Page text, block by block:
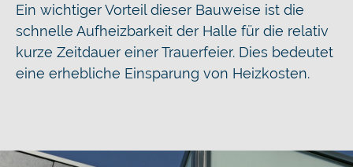
Ein wichtiger Vorteil dieser Bauweise ist die
schnelle Aufheizbarkeit der Halle für die relativ
kurze Zeitdauer einer Trauerfeier. Dies bedeutet
eine erhebliche Einsparung von Heizkosten.